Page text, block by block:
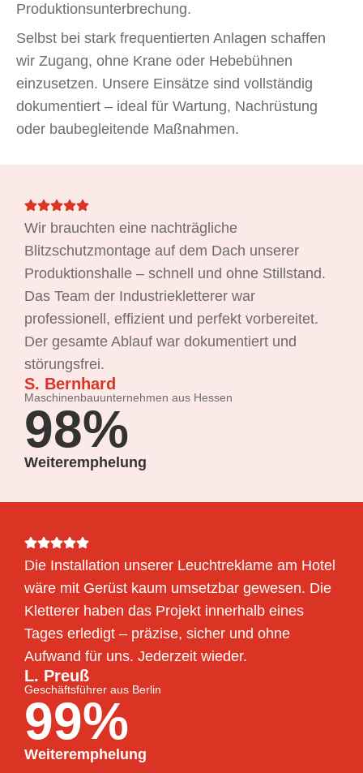
Produktionsunterbrechung.
Selbst bei stark frequentierten Anlagen schaffen
wir Zugang, ohne Krane oder Hebebühnen
einzusetzen. Unsere Einsätze sind vollständig
dokumentiert – ideal für Wartung, Nachrüstung
oder baubegleitende Maßnahmen.
Wir brauchten eine nachträgliche
Blitzschutzmontage auf dem Dach unserer
Produktionshalle – schnell und ohne Stillstand.
Das Team der Industriekletterer war
professionell, effizient und perfekt vorbereitet.
Der gesamte Ablauf war dokumentiert und
störungsfrei.
S. Bernhard
Maschinenbauunternehmen aus Hessen
98%
Weiteremphelung
Die Installation unserer Leuchtreklame am Hotel
wäre mit Gerüst kaum umsetzbar gewesen. Die
Kletterer haben das Projekt innerhalb eines
Tages erledigt – präzise, sicher und ohne
Aufwand für uns. Jederzeit wieder.
L. Preuß
Geschäftsführer aus Berlin
99%
Weiteremphelung